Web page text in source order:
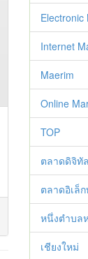
Electronic
Internet
Maerim
Online
TOP
ตลาดดิจิทัล
ตลาดอิเล็
หนึ่งตำบ
เชียงใหม่